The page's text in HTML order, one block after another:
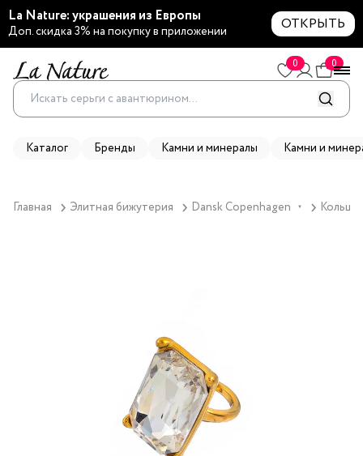
La Nature: украшения из Европы
Доп. скидка 3% на покупку в приложении ОТКРЫТЬ
0 0
Каталог Бренды Камни и минералы Камни и
Главная Элитная бижутерия Dansk Copenhagen ▼ Кольцо